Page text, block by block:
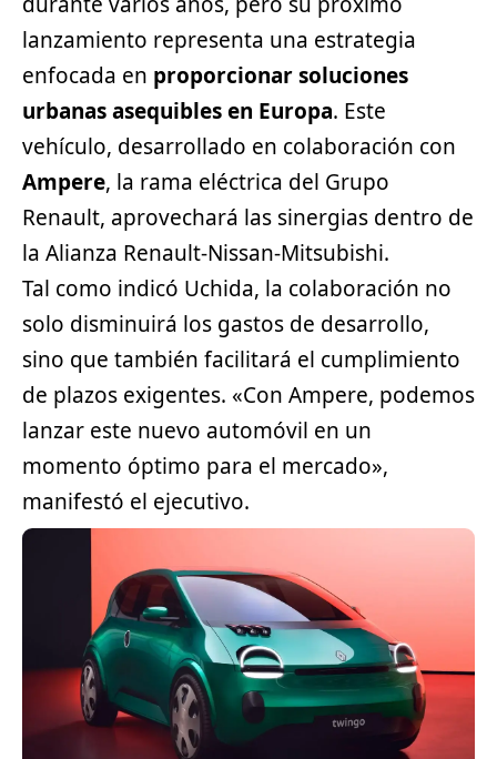
lanzamiento representa una estrategia
enfocada en proporcionar soluciones
urbanas asequibles en Europa. Este
vehículo, desarrollado en colaboración con
Ampere, la rama eléctrica del Grupo
Renault, aprovechará las sinergias dentro de
la Alianza Renault-Nissan-Mitsubishi.
Tal como indicó Uchida, la colaboración no
solo disminuirá los gastos de desarrollo,
sino que también facilitará el cumplimiento
de plazos exigentes. «Con Ampere, podemos
lanzar este nuevo automóvil en un
momento óptimo para el mercado»,
manifestó el ejecutivo.